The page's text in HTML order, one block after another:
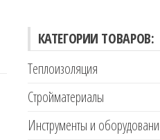
КАТЕГОРИИ ТОВАРОВ:
Теплоизоляция
Стройматериалы
Инструменты и